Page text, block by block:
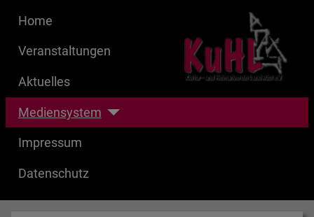
Home
Veranstaltungen
Aktuelles
Mediensystem
Impressum
Datenschutz